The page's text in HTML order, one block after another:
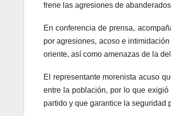
frene las agresiones de
En conferencia de prensa,
por agresiones, acoso e
oriente, así como amenazas de la
El representante morenista acuso
entre la población, por lo que
partido y que garantice la seguridad